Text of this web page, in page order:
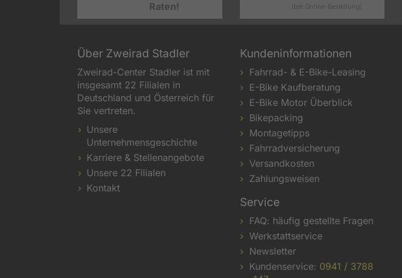
Raten!
(bei Online-Bestellung)
Über Zweirad Stadler
Zweirad-Center Stadler ist mit
insgesamt 22 Filialen in
Deutschland und Österreich für
Sie vertreten.
Unsere
Unternehmensgeschichte
Karriere & Stellenangebote
Unsere 22 Filialen
Kontakt
Kundeninformationen
Fahrrad- & E-Bike-Leasing
E-Bike Kaufberatung
E-Bike Motor Überblick
Bikepacking
Montagetipps
Fahrradversicherung
Versandkosten
Zahlungsweisen
Service
FAQ: häufig gestellte Fragen
Werkstattservice
Newsletter
Kundenservice: 0941 / 3788